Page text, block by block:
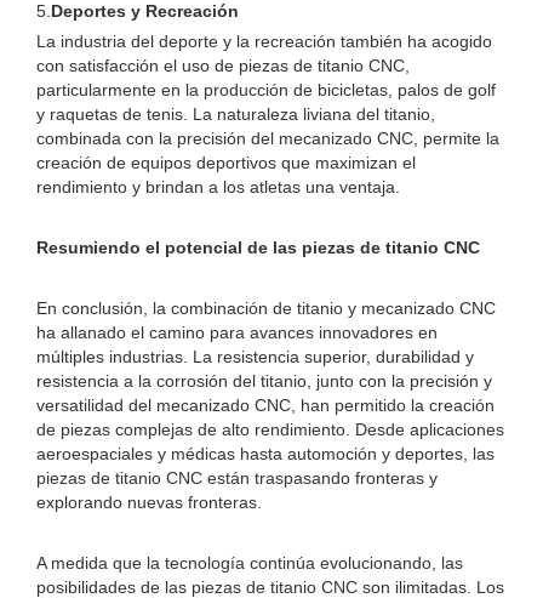
5. Deportes y Recreación
La industria del deporte y la recreación también ha acogido
con satisfacción el uso de piezas de titanio CNC,
particularmente en la producción de bicicletas, palos de golf
y raquetas de tenis. La naturaleza liviana del titanio,
combinada con la precisión del mecanizado CNC, permite la
creación de equipos deportivos que maximizan el
rendimiento y brindan a los atletas una ventaja.
Resumiendo el potencial de las piezas de titanio CNC
En conclusión, la combinación de titanio y mecanizado CNC
ha allanado el camino para avances innovadores en
múltiples industrias. La resistencia superior, durabilidad y
resistencia a la corrosión del titanio, junto con la precisión y
versatilidad del mecanizado CNC, han permitido la creación
de piezas complejas de alto rendimiento. Desde aplicaciones
aeroespaciales y médicas hasta automoción y deportes, las
piezas de titanio CNC están traspasando fronteras y
explorando nuevas fronteras.
A medida que la tecnología continúa evolucionando, las
posibilidades de las piezas de titanio CNC son ilimitadas. Los